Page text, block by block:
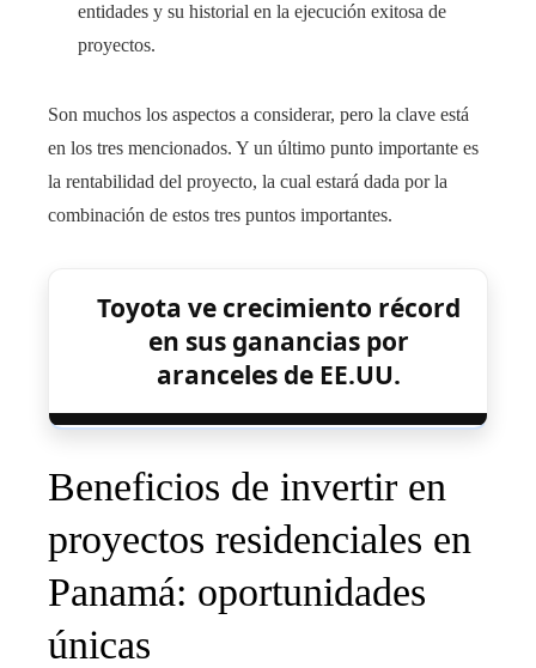
entidades y su historial en la ejecución exitosa de
proyectos.
Son muchos los aspectos a considerar, pero la clave está
en los tres mencionados. Y un último punto importante es
la rentabilidad del proyecto, la cual estará dada por la
combinación de estos tres puntos importantes.
Toyota ve crecimiento récord
en sus ganancias por
aranceles de EE.UU.
Beneficios de invertir en
proyectos residenciales en
Panamá: oportunidades
únicas